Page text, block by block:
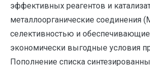
эффективных реагентов и
металлоорганические соединения
селективностью и
экономически выгодные условия
Пополнение списка